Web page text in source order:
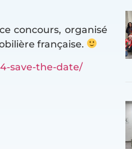
concours, organisé
française.
save-the-date/